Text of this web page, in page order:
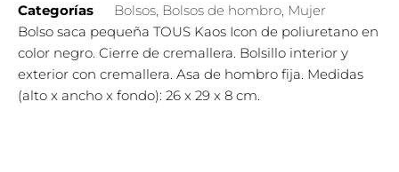
Categorías
Bolsos, Bolsos de hombro, Mujer
Bolso saca pequeña TOUS Kaos Icon de poliuretano en
color negro. Cierre de cremallera. Bolsillo interior y
exterior con cremallera. Asa de hombro fija. Medidas
(alto x ancho x fondo): 26 x 29 x 8 cm.